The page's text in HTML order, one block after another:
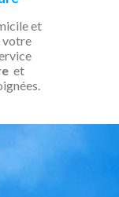
et
votre
et